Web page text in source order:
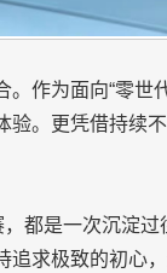
作为面向“零世
验。更凭借持续
都是一次沉淀
追求极致的初心